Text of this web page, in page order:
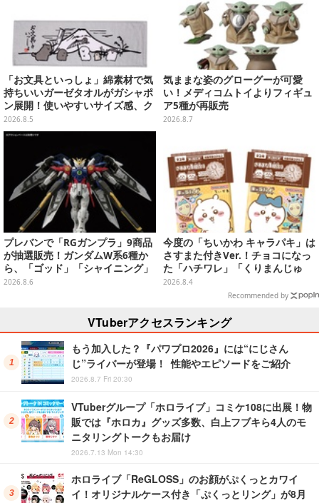
「お文具といっしょ」綿素材で気
持ちいいガーゼタオルがガシャポ
ン展開！使いやすいサイズ感、ク
ールな和柄や可愛らしいお寿司な
ど全4種
2026.8.5
気ままな姿のグローグーが可愛
い！メディコムトイよりフィギュ
ア5種が再販売
2026.8.7
プレバンで「RGガンプラ」9商品
が抽選販売！ガンダムW系6種か
ら、「ゴッド」「シャイニング」
まで
2026.8.6
今度の「ちいかわ キャラパキ」は
さすまた付きVer.！チョコになっ
た「ハチワレ」「くりまんじゅ
う」たちも可愛い全8種
2026.8.4
Recommended by
VTuberアクセスランキング
もう加入した？『パワプロ2026』には“にじさん
じ”ライバーが登場！ 性能やエピソードをご紹介
2026.8.7 Fri 20:30
VTuberグループ「ホロライブ」コミケ108に出展！物
販では『ホロカ』グッズ多数、白上フブキら4人のモ
ニタリングトークもお届け
2026.7.13 Mon 14:30
ホロライブ「ReGLOSS」のお顔がぷくっとカワイ
イ！オリジナルケース付き「ぷくっとリング」が8月